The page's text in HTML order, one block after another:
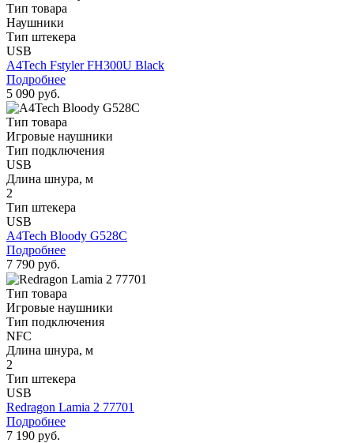
Тип товара
Наушники
Тип штекера
USB
A4Tech Fstyler FH300U Black
Подробнее
5 090 руб.
Тип товара
Игровые наушники
Тип подключения
USB
Длина шнура, м
2
Тип штекера
USB
A4Tech Bloody G528C
Подробнее
7 790 руб.
Тип товара
Игровые наушники
Тип подключения
NFC
Длина шнура, м
2
Тип штекера
USB
Redragon Lamia 2 77701
Подробнее
7 190 руб.